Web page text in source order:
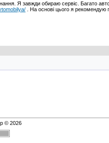
Я завжди обираю сервіс. Багато
. На основі цього я рекомендую
© 2026